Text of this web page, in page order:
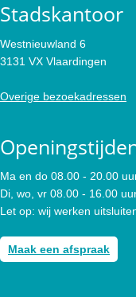
Stadskantoor
Westnieuwland 6
3131 VX Vlaardingen
Overige bezoekadressen
Ma en do 08.00 - 20.00
Di, wo, vr 08.00 - 16.00
Let op: wij werken
Maak een afspraak